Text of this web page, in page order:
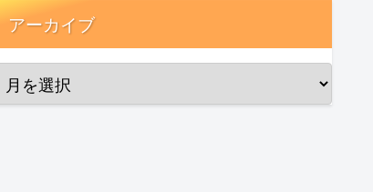
アーカイブ